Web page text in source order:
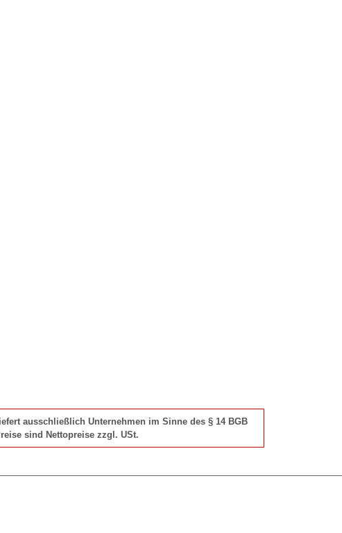
ausschließlich Unternehmen im Sinne des § 14 BGB
sind Nettopreise zzgl. USt.